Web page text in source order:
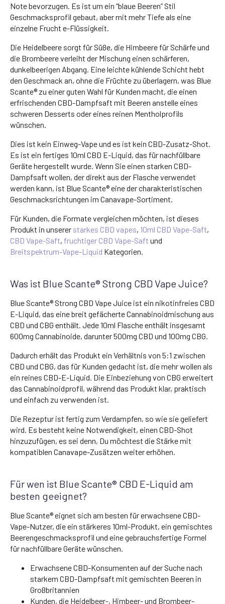
Note bevorzugen. Es ist um ein “blaue Beeren” Stil
Geschmacksprofil gebaut, aber mit mehr Tiefe als eine
einzelne Frucht e-Flüssigkeit.
Die Heidelbeere sorgt für Süße, die Himbeere für Schärfe und
die Brombeere verleiht der Mischung einen schärferen,
dunkelbeerigen Abgang. Eine leichte kühlende Schicht hebt
den Geschmack an, ohne die Früchte zu überlagern, was Blue
Scante® zu einer guten Wahl für Kunden macht, die einen
erfrischenden CBD-Dampfsaft mit Beeren anstelle eines
schweren Desserts oder eines reinen Mentholprofils
wünschen.
Dies ist kein Einweg-Vape und es ist kein CBD-Zusatz-Shot.
Es ist ein fertiges 10ml CBD E-Liquid, das für nachfüllbare
Geräte hergestellt wurde. Wenn Sie einen starken CBD-
Dampfsaft wollen, der direkt aus der Flasche verwendet
werden kann, ist Blue Scante® eine der charakteristischen
Geschmacksrichtungen im Canavape-Sortiment.
Für Kunden, die Formate vergleichen möchten, ist dieses
Produkt in unserer starkes CBD vapes, 10ml CBD Vape-Saft,
CBD Vape-Saft, fruchtiger CBD Vape-Saft und
Breitspektrum-Vape-Liquid Kategorien.
Was ist Blue Scante® Strong CBD Vape Juice?
Blue Scante® Strong CBD Vape Juice ist ein nikotinfreies CBD
E-Liquid, das eine breit gefächerte Cannabinoidmischung aus
CBD und CBG enthält. Jede 10ml Flasche enthält insgesamt
600mg Cannabinoide, darunter 500mg CBD und 100mg CBG.
Dadurch erhält das Produkt ein Verhältnis von 5:1 zwischen
CBD und CBG, das für Kunden gedacht ist, die mehr wollen als
ein reines CBD-E-Liquid. Die Einbeziehung von CBG erweitert
das Cannabinoidprofil, während das Produkt klar, praktisch
und einfach zu verwenden ist.
Die Rezeptur ist fertig zum Verdampfen, so wie sie geliefert
wird. Es besteht keine Notwendigkeit, einen CBD-Shot
hinzuzufügen, es sei denn, Du möchtest die Stärke mit
kompatiblen Canavape-Zusätzen weiter erhöhen.
Für wen ist Blue Scante® CBD E-Liquid am
besten geeignet?
Blue Scante® eignet sich am besten für erwachsene CBD-
Vape-Nutzer, die ein stärkeres 10ml-Produkt, ein gemischtes
Beerengeschmacksprofil und eine gebrauchsfertige Formel
für nachfüllbare Geräte wünschen.
Erwachsene CBD-Konsumenten auf der Suche nach
starkem CBD-Dampfsaft mit gemischten Beeren in
Großbritannien
Kunden, die Heidelbeer-, Himbeer- und Brombeer-